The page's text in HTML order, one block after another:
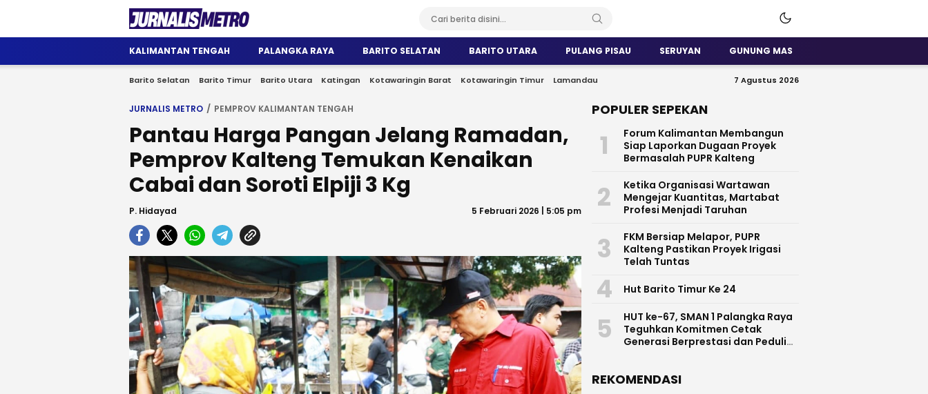
Jurnalis Metro
Satu Wadah Informasi
KALIMANTAN TENGAH PALANGKA RAYA BARITO SELATAN BARITO UTARA PULANG PISAU SERUYAN GUNUNG MAS
Barito Selatan Barito Timur Barito Utara Katingan Kotawaringin Barat Kotawaringin Timur Lamandau 7 Agustus 2026
JURNALIS METRO PEMPROV KALIMANTAN TENGAH
Pantau Harga Pangan Jelang Ramadan,
Pemprov Kalteng Temukan Kenaikan
Cabai dan Soroti Elpiji 3 Kg
P. Hidayad 5 Februari 2026 | 5:05 pm
POPULER SEPEKAN
1
Forum Kalimantan Membangun
Siap Laporkan Dugaan Proyek
Bermasalah PUPR Kalteng
2
Ketika Organisasi Wartawan
Mengejar Kuantitas, Martabat
Profesi Menjadi Taruhan
3
FKM Bersiap Melapor, PUPR
Kalteng Pastikan Proyek Irigasi
Telah Tuntas
4 Hut Barito Timur Ke 24
5
HUT ke-67, SMAN 1 Palangka Raya
Teguhkan Komitmen Cetak
Generasi Berprestasi dan Peduli
REKOMENDASI